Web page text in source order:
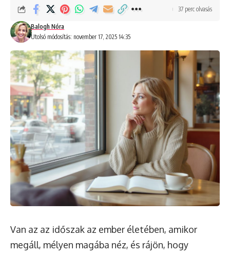
Utolsó módosítás: november 17, 2025 14:35
Balogh Nóra
37 perc olvasás
Van az az időszak az ember életében, amikor
megáll, mélyen magába néz, és rájön, hogy